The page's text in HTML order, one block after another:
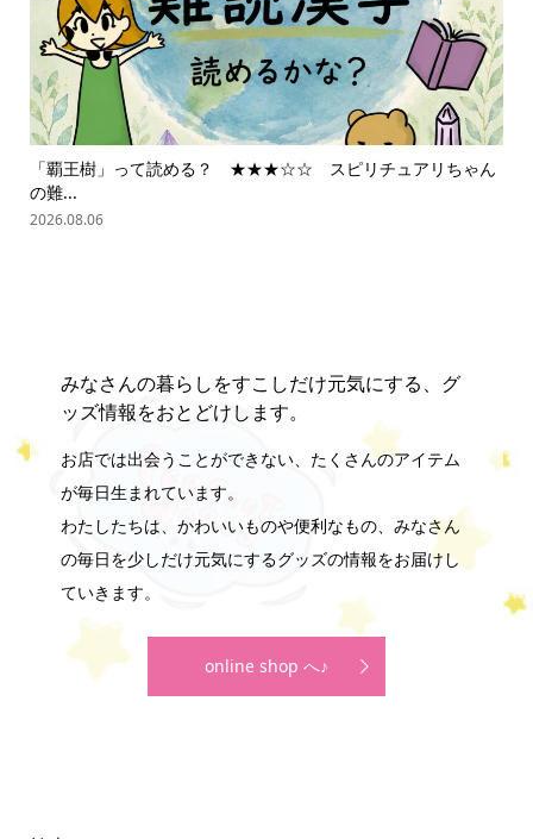
？ ★★★☆☆ スピリチュアリちゃん スピリチュアリちゃんの世界星
みなさんの暮らしをすこしだけ元気にする、グ
ッズ情報をおとどけします。
お店では出会うことができない、たくさんのアイテム
が毎日生まれています。
わたしたちは、かわいいものや便利なもの、みなさん
の毎日を少しだけ元気にするグッズの情報をお届けし
ていきます。
online shop へ♪